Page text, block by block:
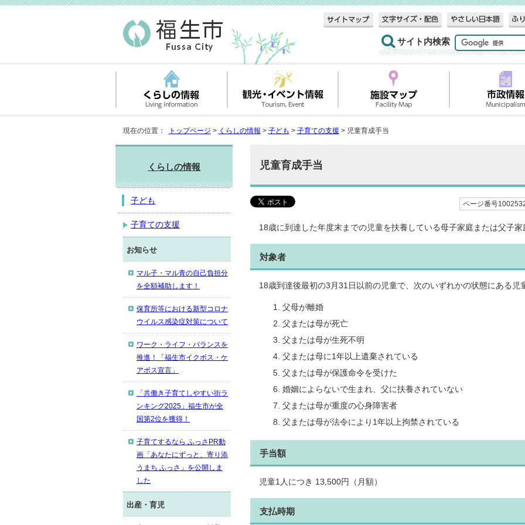
サイト内検索
現在の位置： トップページ > くらしの情報 > 子ども > 子育ての支援 > 児童育成手当
児童育成手当
ページ番号
18歳に到達した年度末までの児童を扶養している母子家庭または父子家
対象者
18歳到達後最初の3月31日以前の児童で、次のいずれかの状態にある児
父母が離婚
父または母が死亡
父または母が生死不明
父または母に1年以上遺棄されている
父または母が保護命令を受けた
婚姻によらないで生まれ、父に扶養されていない
父または母が重度の心身障害者
父または母が法令により1年以上拘禁されている
手当額
児童1人につき 13,500円（月額）
支払時期
くらしの情報
子ども
子育ての支援
お知らせ
マル子・マル青の自己負担分
を全額補助します！
保育所等における新型コロナ
ウイルス感染症対策について
ワーク・ライフ・バランスを
推進！「福生市イクボス・ケ
アボス宣言」
「共働き子育てしやすい街ラ
ンキング2025」福生市が全
国第2位を獲得！
子育てするなら ふっさPR動
画「あなたにずっと、寄り添
うまち ふっさ」を公開しま
した
出産・育児